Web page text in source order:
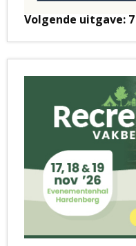
Volgende uitgave: